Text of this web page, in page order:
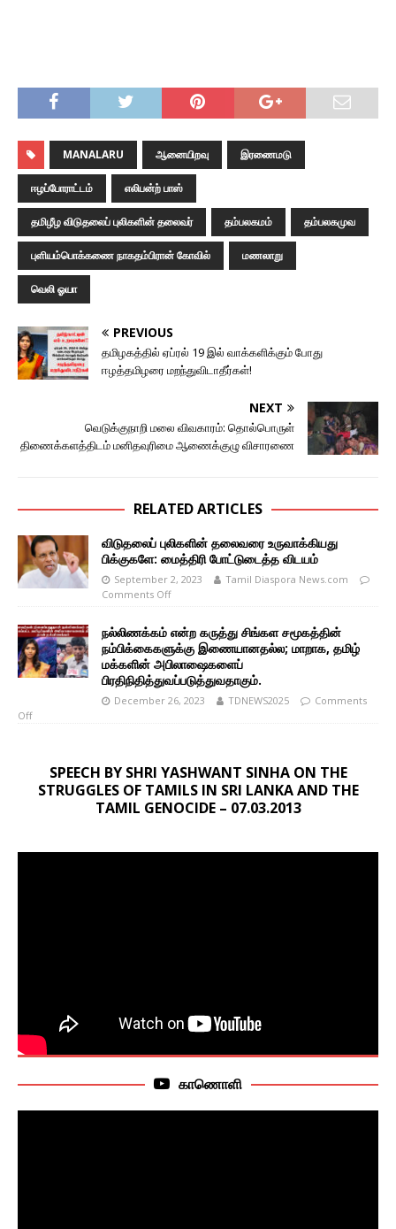
MANALARU ஆனையிறவு இரணைமடு
ஈழப்போராட்டம் எலிபன்ற் பாஸ்
தமிழீழ விடுதலைப் புலிகளின் தலைவர் தம்பலகமம் தம்பலகமுவ
புளியம்பொக்கணை நாகதம்பிரான் கோவில் மணலாறு
வெலி ஓயா
PREVIOUS
தமிழகத்தில் ஏப்ரல் 19 இல் வாக்களிக்கும் போது
ஈழத்தமிழரை மறந்துவிடாதீர்கள்!
NEXT
வெடுக்குநாறி மலை விவகாரம்: தொல்பொருள்
திணைக்களத்திடம் மனிதவுரிமை ஆணைக்குழு விசாரணை
RELATED ARTICLES
விடுதலைப் புலிகளின் தலைவரை உருவாக்கியது
பிக்குகளே: மைத்திரி போட்டுடைத்த விடயம்
September 2, 2023
Tamil Diaspora News.com
Comments Off
நல்லிணக்கம் என்ற கருத்து சிங்கள சமூகத்தின்
நம்பிக்கைகளுக்கு இணையானதல்ல; மாறாக, தமிழ்
மக்களின் அபிலாஷைகளைப்
பிரதிநிதித்துவப்படுத்துவதாகும்.
December 26, 2023 TDNEWS2025
Comments
Off
SPEECH BY SHRI YASHWANT SINHA ON THE
STRUGGLES OF TAMILS IN SRI LANKA AND THE
TAMIL GENOCIDE – 07.03.2013
காணொளி